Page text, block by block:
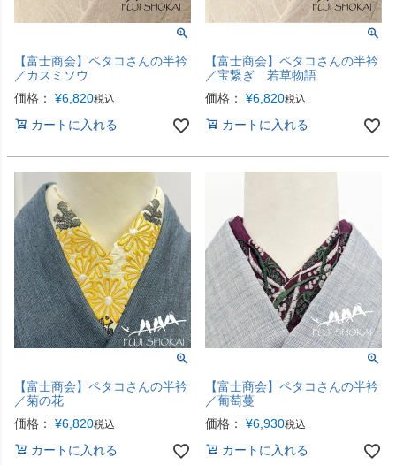
【富士商会】ペタコさんの半衿
／カスミソウ
価格：
¥6,820税込
カートに入れる
【富士商会】ペタコさんの半衿
／宝繋ぎ 若草物語
価格：
¥6,820税込
カートに入れる
【富士商会】ペタコさんの半衿
／菊の花
価格：
¥6,820税込
カートに入れる
【富士商会】ペタコさんの半衿
／葡萄蔓
価格：
¥6,930税込
カートに入れる